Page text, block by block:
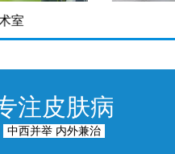
室
注皮肤病
中西并举 内外兼治